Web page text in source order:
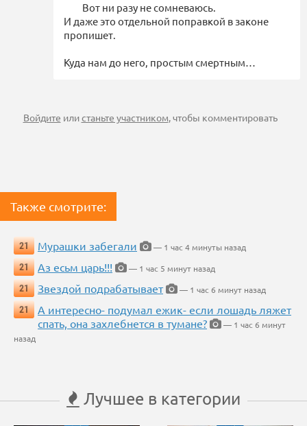
Вот ни разу не сомневаюсь.
И даже это отдельной поправкой в законе
пропишет.
Куда нам до него, простым смертным…
Войдите илистаньте участником, чтобы комментировать
Также смотрите:
21 Мурашки забегали
— 1 час 4 минуты назад
21
Аз есьм царь!!!
— 1 час 5 минут назад
21
Звездой подрабатывает
— 1 час 6 минут назад
21
А интересно- подумал ежик- если лошадь ляжет
спать, она захлебнется в тумане?
— 1 час 6 минут
назад
Лучшее в категории